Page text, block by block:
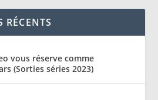
RÉCENTS
vous réserve comme
(Sorties séries 2023)